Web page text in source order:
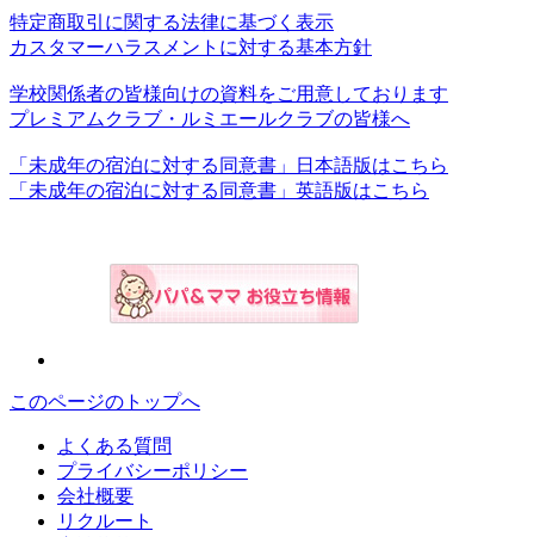
特定商取引に関する法律に基づく表示
カスタマーハラスメントに対する基本方針
学校関係者の皆様向けの資料をご用意しております
プレミアムクラブ・ルミエールクラブの皆様へ
「未成年の宿泊に対する同意書」日本語版はこちら
「未成年の宿泊に対する同意書」英語版はこちら
このページのトップへ
よくある質問
プライバシーポリシー
会社概要
リクルート